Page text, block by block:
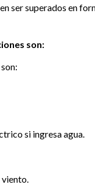
ser superados en
son:
si ingresa agua.
viento.